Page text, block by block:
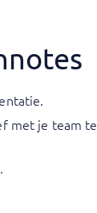
met je team te